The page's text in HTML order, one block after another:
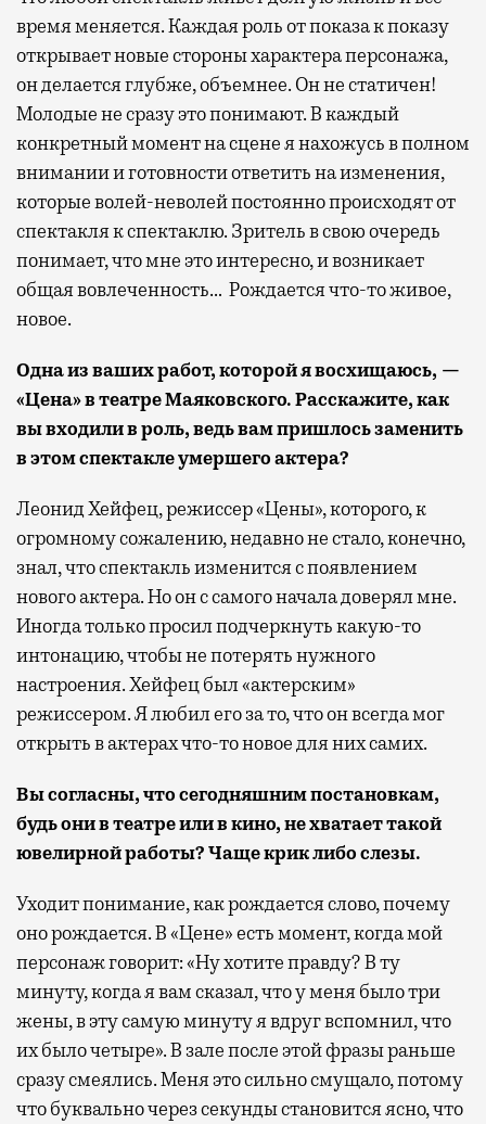
время меняется. Каждая роль от показа к показу
открывает новые стороны характера персонажа,
он делается глубже, объемнее. Он не статичен!
Молодые не сразу это понимают. В каждый
конкретный момент на сцене я нахожусь в полном
внимании и готовности ответить на изменения,
которые волей-неволей постоянно происходят от
спектакля к спектаклю. Зритель в свою очередь
понимает, что мне это интересно, и возникает
общая вовлеченность… Рождается что-то живое,
новое.
Одна из ваших работ, которой я восхищаюсь, —
«Цена» в театре Маяковского. Расскажите, как
вы входили в роль, ведь вам пришлось заменить
в этом спектакле умершего актера?
Леонид Хейфец, режиссер «Цены», которого, к
огромному сожалению, недавно не стало, конечно,
знал, что спектакль изменится с появлением
нового актера. Но он с самого начала доверял мне.
Иногда только просил подчеркнуть какую-то
интонацию, чтобы не потерять нужного
настроения. Хейфец был «актерским»
режиссером. Я любил его за то, что он всегда мог
открыть в актерах что-то новое для них самих.
Вы согласны, что сегодняшним постановкам,
будь они в театре или в кино, не хватает такой
ювелирной работы? Чаще крик либо слезы.
Уходит понимание, как рождается слово, почему
оно рождается. В «Цене» есть момент, когда мой
персонаж говорит: «Ну хотите правду? В ту
минуту, когда я вам сказал, что у меня было три
жены, в эту самую минуту я вдруг вспомнил, что
их было четыре». В зале после этой фразы раньше
сразу смеялись. Меня это сильно смущало, потому
что буквально через секунды становится ясно, что